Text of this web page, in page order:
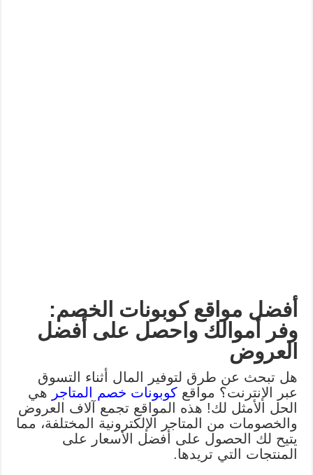
أفضل مواقع كوبونات الخصم:
وفر أموالك واحصل على أفضل
العروض
هل تبحث عن طرق لتوفير المال أثناء التسوق
عبر الإنترنت؟ مواقعكوبونات خصم المتاجر هي
الحل الأمثل لك! هذه المواقع تجمع آلاف العروض
والخصومات من المتاجر الإلكترونية المختلفة، مما
يتيح لك الحصول على أفضل الأسعار على
المنتجات التي تريدها.